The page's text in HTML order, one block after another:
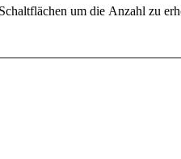
um die Anzahl zu